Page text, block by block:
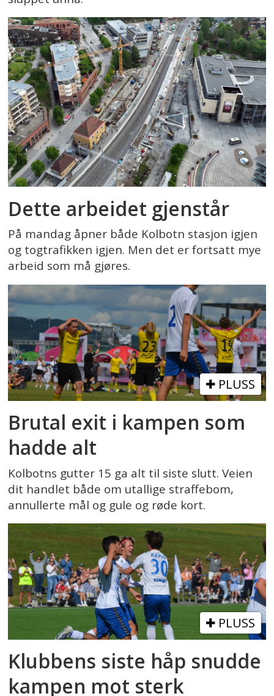
Dette arbeidet gjenstår
På mandag åpner både Kolbotn stasjon igjen
og togtrafikken igjen. Men det er fortsatt mye
arbeid som må gjøres.
PLUSS
Brutal exit i kampen som
hadde alt
Kolbotns gutter 15 ga alt til siste slutt. Veien
dit handlet både om utallige straffebom,
annullerte mål og gule og røde kort.
PLUSS
Klubbens siste håp snudde
kampen mot sterk